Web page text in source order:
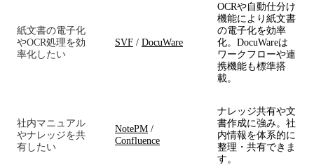
紙文書の電子化
やOCR処理を効
率化したい
SVF / DocuWare
OCRや自動仕分け
機能により紙文書
の電子化を効率
化。DocuWareは
ワークフローや連
携機能も標準搭
載。
社内マニュアル
やナレッジを共
有したい
NotePM /
Confluence
ナレッジ共有や文
書作成に強み。社
内情報を体系的に
整理・共有できま
す。